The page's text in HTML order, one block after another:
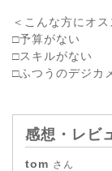
＜こんな方にオ
□予算がない
□スキルがない
□ふつうのデジカ
感想・レビ
tom さん